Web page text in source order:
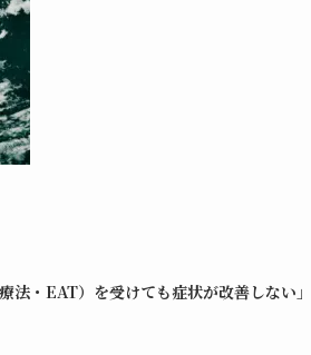
法・EAT）を受けても症状が改善しない」